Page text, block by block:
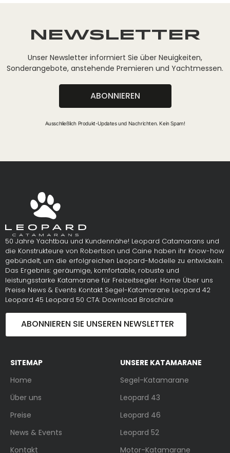
Newsletter
Unser Newsletter informiert Sie über Neuigkeiten,
Sonderangebote, anstehende Premieren und Yachtmessen.
ABONNIEREN
Ausschließlich Produkt-Updates und Nachrichten. Kein Spam!
50 Jahre Yachtbau und Kundennähe! Leopard Catamarans und
die Konstrukteure von Robertson und Caine haben ihr Know-how
gebündelt, um die erfolgreichen Leopard-Modelle zu entwickeln.
Das Ergebnis: geräumige, komfortable, robuste und
leistungsstarke Katamarane für Freizeitsegler. Home Über uns
Preise News & Events Kontakt Segel-Katamarane Leopard 42
Leopard 45 Leopard 50 CTA: Download Broschüre
ABONNIEREN SIE UNSEREN NEWSLETTER
SITEMAP
Home
Über uns
Preise
News & Events
Kontakt
UNSERE KATAMARANE
Segel-Katamarane
Leopard 43
Leopard 46
Leopard 52
Motor-Katamarane